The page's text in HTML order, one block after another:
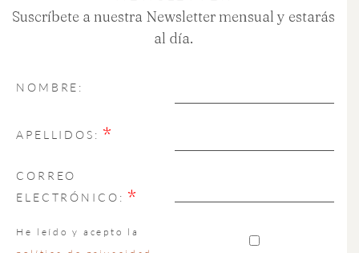
Suscríbete a nuestra Newsletter mensual y estarás
al día.
NOMBRE:
APELLIDOS: *
CORREO
ELECTRÓNICO: *
He leído y acepto la